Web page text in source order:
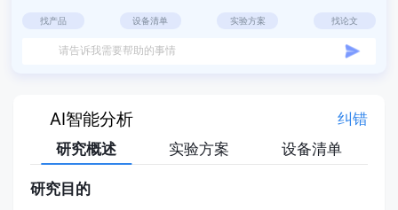
反映焦域内目标分子数量。结合激光扫描显微技
术，该方案可实现亚微米分辨率的快速高灵敏成
像。虽然近期技术进步提升了SRS应用灵敏度，但
微镜的主要噪声源来自未调制检测光束的散粒噪
声。在假设光损伤与总激光功率呈线性关系的前提
下，最佳信噪比会从信号最强的等功率比（1:1）偏
找产品 设备清单 实验方案 找论文
请告诉我需要帮助的事情
AI智能分析
纠错
研究概述
实验方案 设备清单
研究目的